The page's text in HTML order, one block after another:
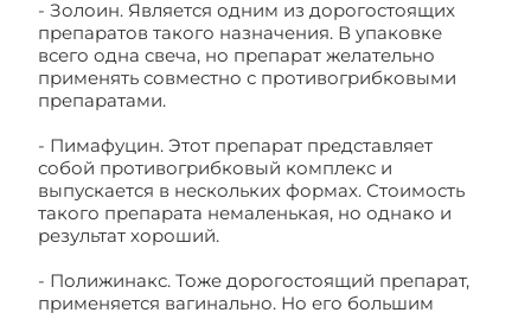
- Золоин. Является одним из дорогостоящих
препаратов такого назначения. В упаковке
всего одна свеча, но препарат желательно
применять совместно с противогрибковыми
препаратами.
- Пимафуцин. Этот препарат представляет
собой противогрибковый комплекс и
выпускается в нескольких формах. Стоимость
такого препарата немаленькая, но однако и
результат хороший.
- Полижинакс. Тоже дорогостоящий препарат,
применяется вагинально. Но его большим